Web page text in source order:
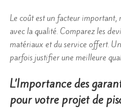
Le coût est un facteur
avec la qualité. Comparez les
matériaux et du service offert.
parfois justifier une meilleure
L’Importance des
pour votre projet de